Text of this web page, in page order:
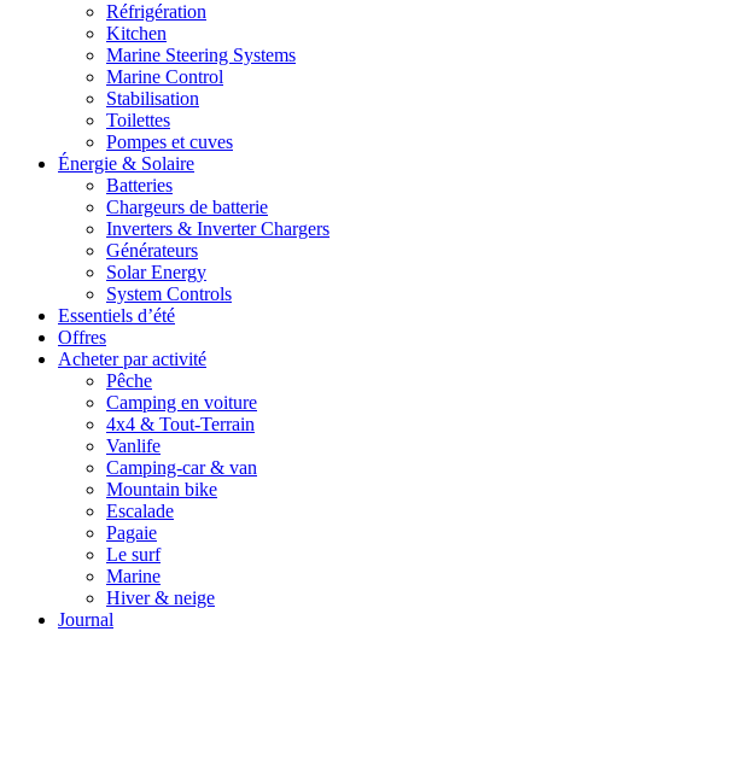
Réfrigération
Kitchen
Marine Steering Systems
Marine Control
Stabilisation
Toilettes
Pompes et cuves
Énergie & Solaire
Batteries
Chargeurs de batterie
Inverters & Inverter Chargers
Générateurs
Solar Energy
System Controls
Essentiels d’été
Offres
Acheter par activité
Pêche
Camping en voiture
4x4 & Tout-Terrain
Vanlife
Camping-car & van
Mountain bike
Escalade
Pagaie
Le surf
Marine
Hiver & neige
Journal